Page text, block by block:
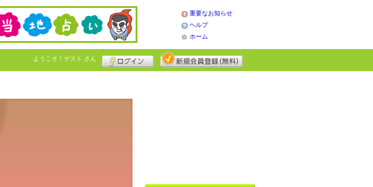
重要なお知らせ
ヘルプ
ホーム
ようこそ！ ゲスト さん